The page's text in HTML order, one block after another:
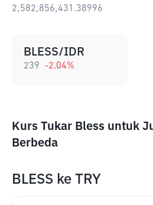
2,582,856,431.38996
BLESS/IDR
239 -2.04%
Kurs Tukar Bless untuk
Berbeda
BLESS ke TRY